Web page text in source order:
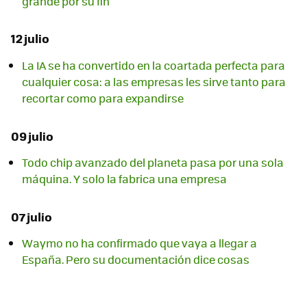
12 julio
La IA se ha convertido en la coartada perfecta para
cualquier cosa: a las empresas les sirve tanto para
recortar como para expandirse
09 julio
Todo chip avanzado del planeta pasa por una sola
máquina. Y solo la fabrica una empresa
07 julio
Waymo no ha confirmado que vaya a llegar a
España. Pero su documentación dice cosas